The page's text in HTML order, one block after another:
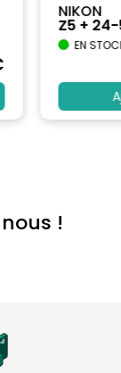
NIKON
Z5 +
EN
!